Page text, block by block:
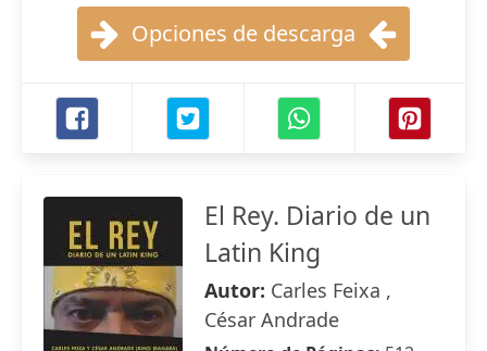
Opciones de descarga
El Rey. Diario de un
Latin King
Autor: Carles Feixa ,
César Andrade